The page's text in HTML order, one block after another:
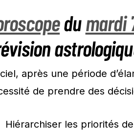
dumardi
après une période
de prendre des
Hiérarchiser les priorités